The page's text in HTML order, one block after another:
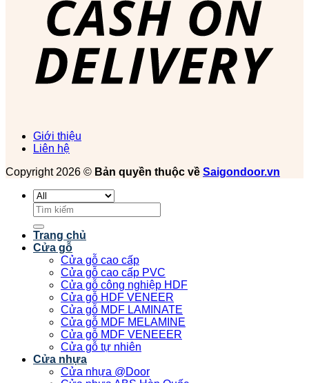
Giới thiệu
Liên hệ
Copyright 2026 © Bản quyền thuộc về Saigondoor.vn
Tìm
kiếm:
Trang chủ
Cửa gỗ
Cửa gỗ cao cấp
Cửa gỗ cao cấp PVC
Cửa gỗ công nghiệp HDF
Cửa gỗ HDF VENEER
Cửa gỗ MDF LAMINATE
Cửa gỗ MDF MELAMINE
Cửa gỗ MDF VENEEER
Cửa gỗ tự nhiên
Cửa nhựa
Cửa nhựa @Door